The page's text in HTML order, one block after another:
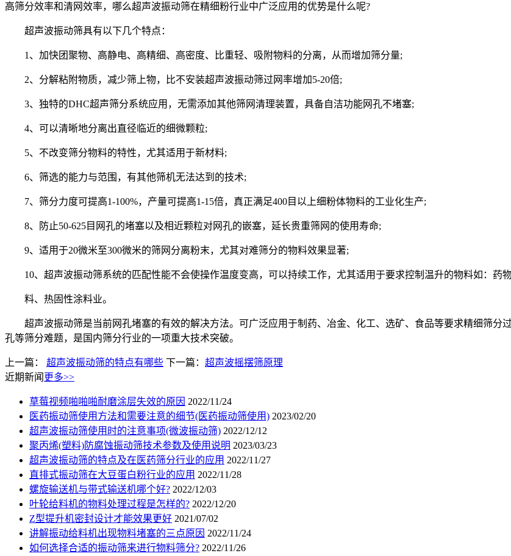
高筛分效率和清网效率，哪么超声波振动筛在精细粉行业中广泛应用的优势是什么呢?
超声波振动筛具有以下几个特点：
1、加快团聚物、高静电、高精细、高密度、比重轻、吸附物料的分离，从而增加筛分量;
2、分解粘附物质，减少筛上物，比不安装超声波振动筛过网率增加5-20倍;
3、独特的DHC超声筛分系统应用，无需添加其他筛网清理装置，具备自洁功能网孔不堵塞;
4、可以清晰地分离出直径临近的细微颗粒;
5、不改变筛分物料的特性，尤其适用于新材料;
6、筛选的能力与范围，有其他筛机无法达到的技术;
7、筛分力度可提高1-100%，产量可提高1-15倍，真正满足400目以上细粉体物料的工业化生产;
8、防止50-625目网孔的堵塞以及相近颗粒对网孔的嵌塞，延长贵重筛网的使用寿命;
9、适用于20微米至300微米的筛网分离粉末，尤其对难筛分的物料效果显著;
10、超声波振动筛系统的匹配性能不会使操作温度变高，可以持续工作，尤其适用于要求控制温升的物料如：药
料、热固性涂料业。
超声波振动筛是当前网孔堵塞的有效的解决方法。可广泛应用于制药、冶金、化工、选矿、食品等要求精细筛分
孔等筛分难题，是国内筛分行业的一项重大技术突破。
上一篇： 超声波振动筛的特点有哪些 下一篇： 超声波摇摆筛原理
近期新闻 更多>>
草莓视频啪啪啪耐磨涂层失效的原因 2022/11/24
医药振动筛使用方法和需要注意的细节(医药振动筛使用) 2023/02/20
超声波振动筛使用时的注意事项(微波振动筛) 2022/12/12
聚丙烯(塑料)防腐蚀振动筛技术参数及使用说明 2023/03/23
超声波振动筛的特点及在医药筛分行业的应用 2022/11/27
直排式振动筛在大豆蛋白粉行业的应用 2022/11/28
螺旋输送机与带式输送机哪个好? 2022/12/03
叶轮给料机的物料处理过程是怎样的? 2022/12/20
Z型提升机密封设计才能效果更好 2021/07/02
讲解振动给料机出现物料堵塞的三点原因 2022/11/24
如何选择合适的振动筛来进行物料筛分? 2022/11/26